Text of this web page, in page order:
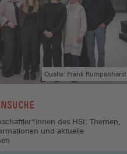
des HSI: Themen,
und aktuelle
Quelle: Frank Rumpenhorst